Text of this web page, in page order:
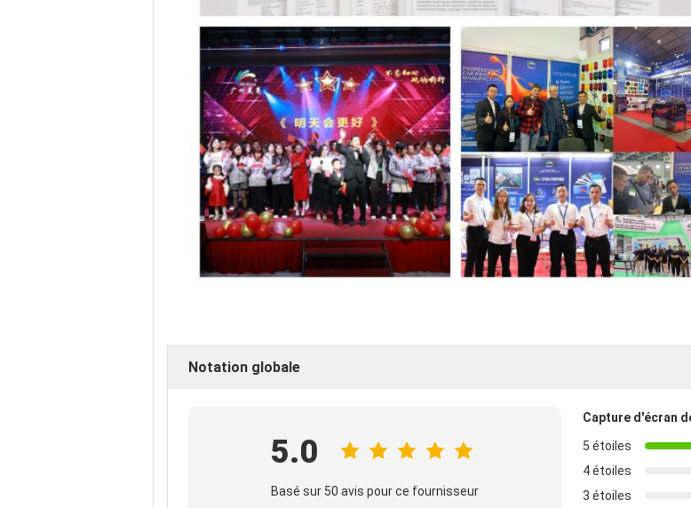
Notation globale
5.0
Basé sur 50 avis pour ce fournisseur
Capture d'écran
5 étoiles
4 étoiles
3 étoiles